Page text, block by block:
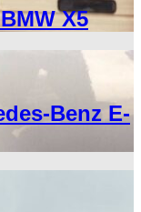
X5
Benz E-